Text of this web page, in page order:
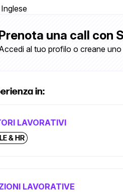
una call con
al tuo profilo o creane
in:
LAVORATIVI
& HR
LAVORATIVE